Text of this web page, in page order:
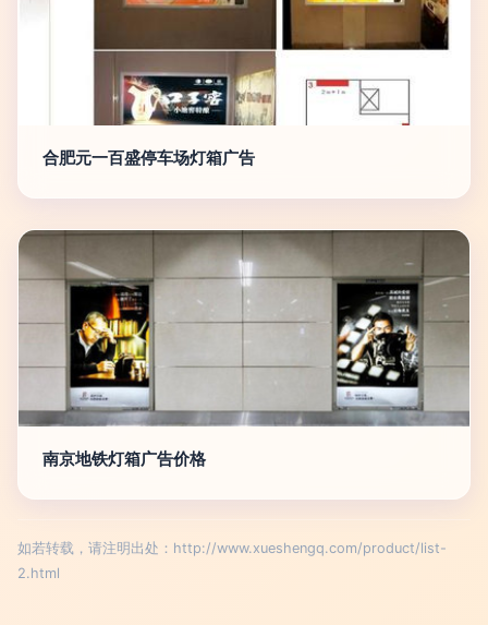
合肥元一百盛停车场灯箱广告
南京地铁灯箱广告价格
如若转载，请注明出处：http://www.xueshengq.com/product/list-
2.html